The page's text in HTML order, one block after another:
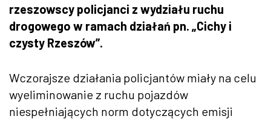
rzeszowscy policjanci z wydziału ruchu
drogowego w ramach działań pn. „Cichy i
czysty Rzeszów”.
Wczorajsze działania policjantów miały na celu
wyeliminowanie z ruchu pojazdów
niespełniających norm dotyczących emisji